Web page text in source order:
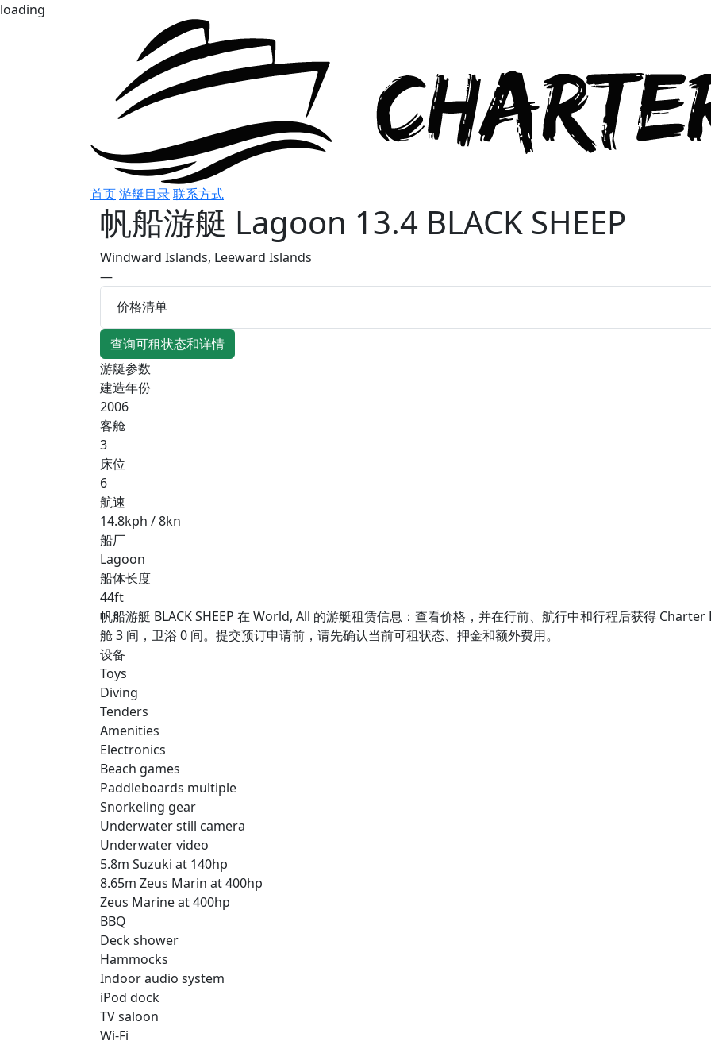
loading
首页游艇目录联系方式
帆船游艇 Lagoon 13.4 BLACK SHEEP
Windward Islands, Leeward Islands
—
价格清单
查询可租状态和详情
游艇参数
建造年份
2006
客舱
3
床位
6
航速
14.8kph / 8kn
船厂
Lagoon
船体长度
44ft
帆船游艇 BLACK SHEEP 在 World, All 的游艇租赁信息：查看价格，并在行前、航行中和行程后获得
舱 3 间，卫浴 0 间。提交预订申请前，请先确认当前可租状态、押金和额外费用。
设备
Toys
Diving
Tenders
Amenities
Electronics
Beach games
Paddleboards multiple
Snorkeling gear
Underwater still camera
Underwater video
5.8m Suzuki at 140hp
8.65m Zeus Marin at 400hp
Zeus Marine at 400hp
BBQ
Deck shower
Hammocks
Indoor audio system
iPod dock
TV saloon
Wi-Fi